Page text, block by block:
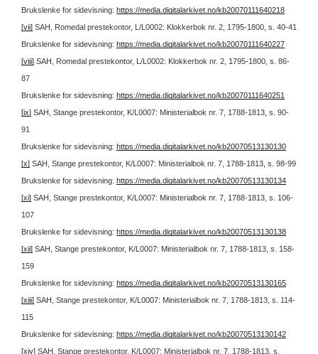
Brukslenke for sidevisning: https://media.digitalarkivet.no/kb20070111640218
[vii] SAH, Romedal prestekontor, L/L0002: Klokkerbok nr. 2, 1795-1800, s. 40-41
Brukslenke for sidevisning: https://media.digitalarkivet.no/kb20070111640227
[viii] SAH, Romedal prestekontor, L/L0002: Klokkerbok nr. 2, 1795-1800, s. 86-
87
Brukslenke for sidevisning: https://media.digitalarkivet.no/kb20070111640251
[ix] SAH, Stange prestekontor, K/L0007: Ministerialbok nr. 7, 1788-1813, s. 90-
91
Brukslenke for sidevisning: https://media.digitalarkivet.no/kb20070513130130
[x] SAH, Stange prestekontor, K/L0007: Ministerialbok nr. 7, 1788-1813, s. 98-99
Brukslenke for sidevisning: https://media.digitalarkivet.no/kb20070513130134
[xi] SAH, Stange prestekontor, K/L0007: Ministerialbok nr. 7, 1788-1813, s. 106-
107
Brukslenke for sidevisning: https://media.digitalarkivet.no/kb20070513130138
[xii] SAH, Stange prestekontor, K/L0007: Ministerialbok nr. 7, 1788-1813, s. 158-
159
Brukslenke for sidevisning: https://media.digitalarkivet.no/kb20070513130165
[xiii] SAH, Stange prestekontor, K/L0007: Ministerialbok nr. 7, 1788-1813, s. 114-
115
Brukslenke for sidevisning: https://media.digitalarkivet.no/kb20070513130142
[xiv] SAH, Stange prestekontor, K/L0007: Ministerialbok nr. 7, 1788-1813, s.